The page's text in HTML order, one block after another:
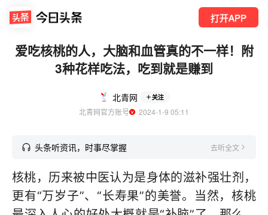
打开APP
爱吃核桃的人，大脑和血管真的不一样！附
3种花样吃法，吃到就是赚到
北青网 关注
北青网官方账号
  2024-1-9 05:11
头条听资讯，时事尽掌握 去听全文
核桃，历来被中医认为是身体的滋补强壮剂，
更有“万岁子”、“长寿果”的美誉。当然，核桃